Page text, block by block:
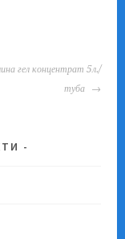
гел концентрат 5л./
туба